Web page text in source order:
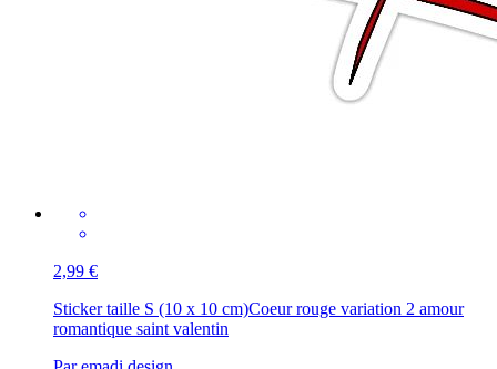
2,99 €
Sticker taille S (10 x 10 cm)Coeur rouge variation 2 amour
romantique saint valentin